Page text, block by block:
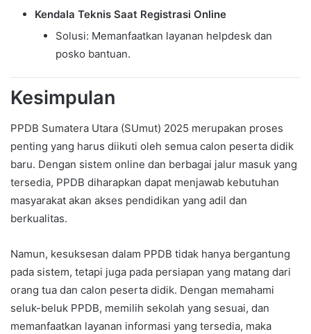
Kendala Teknis Saat Registrasi Online
Solusi: Memanfaatkan layanan helpdesk dan
posko bantuan.
Kesimpulan
PPDB Sumatera Utara (SUmut) 2025 merupakan proses
penting yang harus diikuti oleh semua calon peserta didik
baru. Dengan sistem online dan berbagai jalur masuk yang
tersedia, PPDB diharapkan dapat menjawab kebutuhan
masyarakat akan akses pendidikan yang adil dan
berkualitas.
Namun, kesuksesan dalam PPDB tidak hanya bergantung
pada sistem, tetapi juga pada persiapan yang matang dari
orang tua dan calon peserta didik. Dengan memahami
seluk-beluk PPDB, memilih sekolah yang sesuai, dan
memanfaatkan layanan informasi yang tersedia, maka